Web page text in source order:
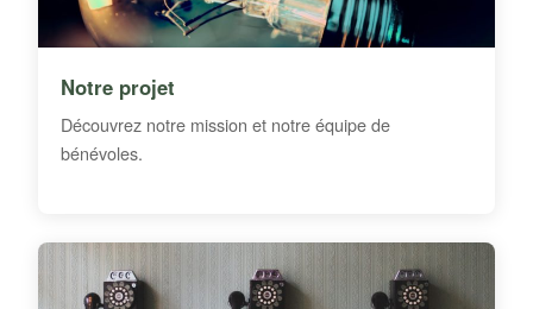
Notre projet
Découvrez notre mission et notre équipe de
bénévoles.